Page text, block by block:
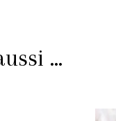
...